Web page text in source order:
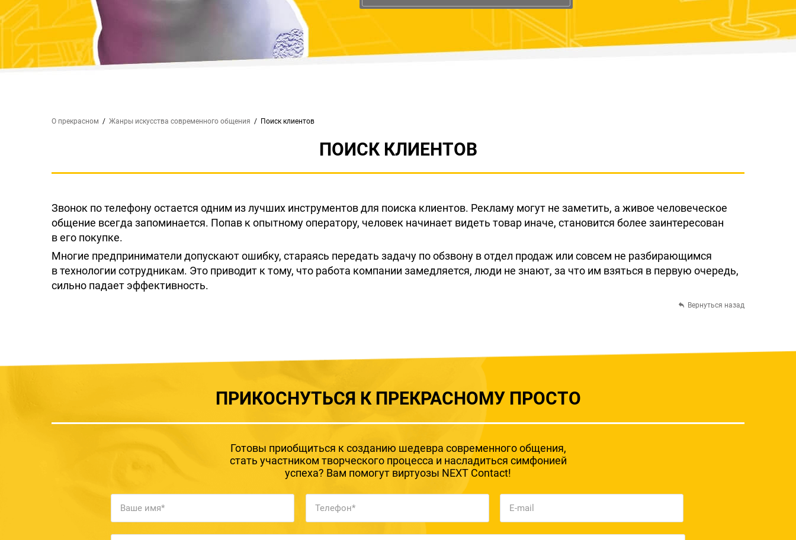
О прекрасном Жанры искусства современного общения Поиск клиентов
ПОИСК КЛИЕНТОВ
Звонок по телефону остается одним из лучших инструментов для поиска клиентов. Рекламу могут не заметить, а живое человеческое
общение всегда запоминается. Попав к опытному оператору, человек начинает видеть товар иначе, становится более заинтересован
в его покупке.
Многие предприниматели допускают ошибку, стараясь передать задачу по обзвону в отдел продаж или совсем не разбирающимся
в технологии сотрудникам. Это приводит к тому, что работа компании замедляется, люди не знают, за что им взяться в первую очередь,
сильно падает эффективность.
Вернуться назад
ПРИКОСНУТЬСЯ К ПРЕКРАСНОМУ ПРОСТО
Готовы приобщиться к созданию шедевра современного общения,
стать участником творческого процесса и насладиться симфонией
успеха? Вам помогут виртуозы NEXT Contact!